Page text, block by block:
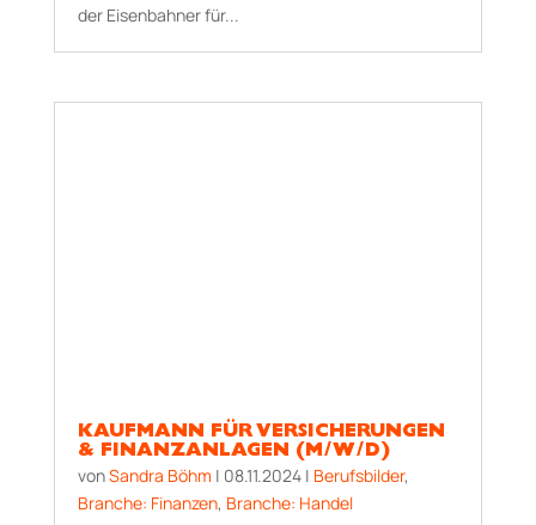
der Eisenbahner für...
KAUFMANN FÜR VERSICHERUNGEN
& FINANZANLAGEN (M/W/D)
vonSandra Böhm | 08.11.2024| Berufsbilder,
Branche: Finanzen, Branche: Handel